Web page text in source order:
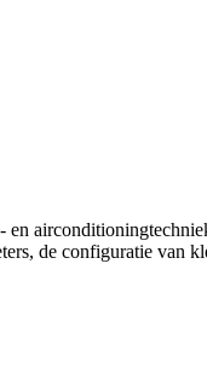
de configuratie van